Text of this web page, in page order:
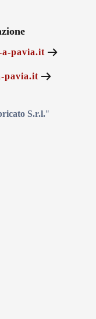
a-pavia.it
pavia.it
o S.r.l."